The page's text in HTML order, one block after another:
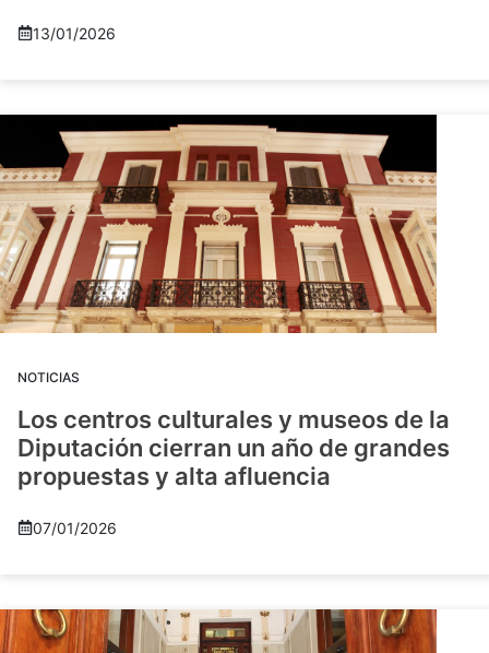
13/01/2026
NOTICIAS
Los centros culturales y museos de la
Diputación cierran un año de grandes
propuestas y alta afluencia
07/01/2026